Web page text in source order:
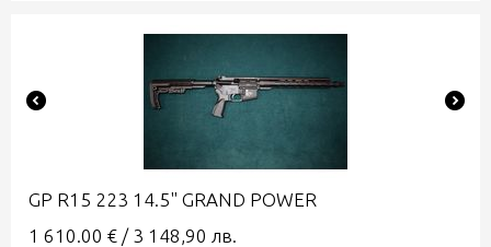
GP R15 223 14.5" GRAND POWER
1 610.00 € / 3 148,90 лв.